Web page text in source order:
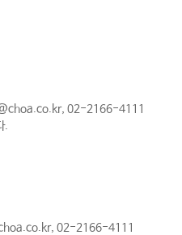
02-2166-4111
.
02-2166-4111